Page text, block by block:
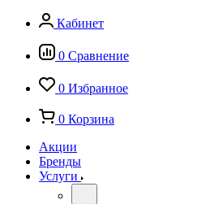
Кабинет
0 Сравнение
0 Избранное
0 Корзина
Акции
Бренды
Услуги